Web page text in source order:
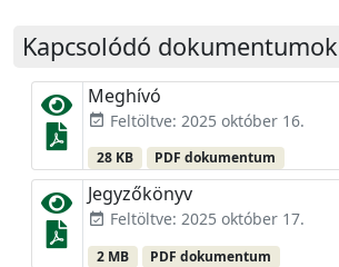
Kapcsolódó dokumentumok
Meghívó
event_available Feltöltve: 2025 október 16.
28 KB PDF dokumentum
Jegyzőkönyv
event_available Feltöltve: 2025 október 17.
2 MB PDF dokumentum